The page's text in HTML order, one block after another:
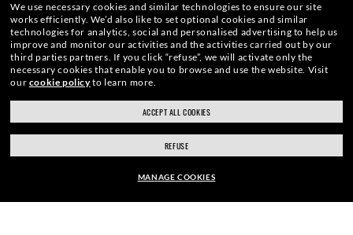
WARN- UND SICHERHEITSHINWEISE ZU DEN PRODUKTEN
DATENSCHUTZERKLÄRUNG
We use necessary cookies and similar technologies to ensure our site
works efficiently. We’d also like to set optional cookies and similar
technologies for analytics, social and personalised advertising to help us
improve and monitor our activities and the activities carried out by our
third parties partners. If you click “refuse”, we will activate only the
necessary cookies that enable you to browse and use the website. Visit
our cookie policyto learn more.
ACCEPT ALL COOKIES
REFUSE
MANAGE COOKIES